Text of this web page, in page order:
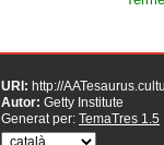
URI: http://
Autor: Getty Institute
Generat per: TemaTres 1.5